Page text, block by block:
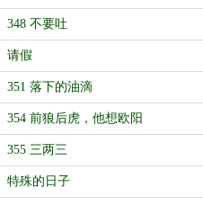
348 不要吐
请假
351 落下的油滴
354 前狼后虎，他想欧阳
355 三两三
特殊的日子